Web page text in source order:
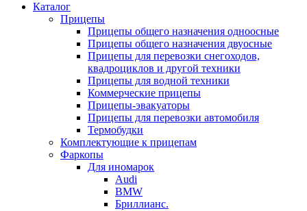
Каталог
Прицепы
Прицепы общего назначения одноосные
Прицепы общего назначения двуосные
Прицепы для перевозки снегоходов,
квадроциклов и другой техники
Прицепы для водной техники
Коммерческие прицепы
Прицепы-эвакуаторы
Прицепы для перевозки автомобиля
Термобудки
Комплектующие к прицепам
Фаркопы
Для иномарок
Audi
BMW
Бриллианс.